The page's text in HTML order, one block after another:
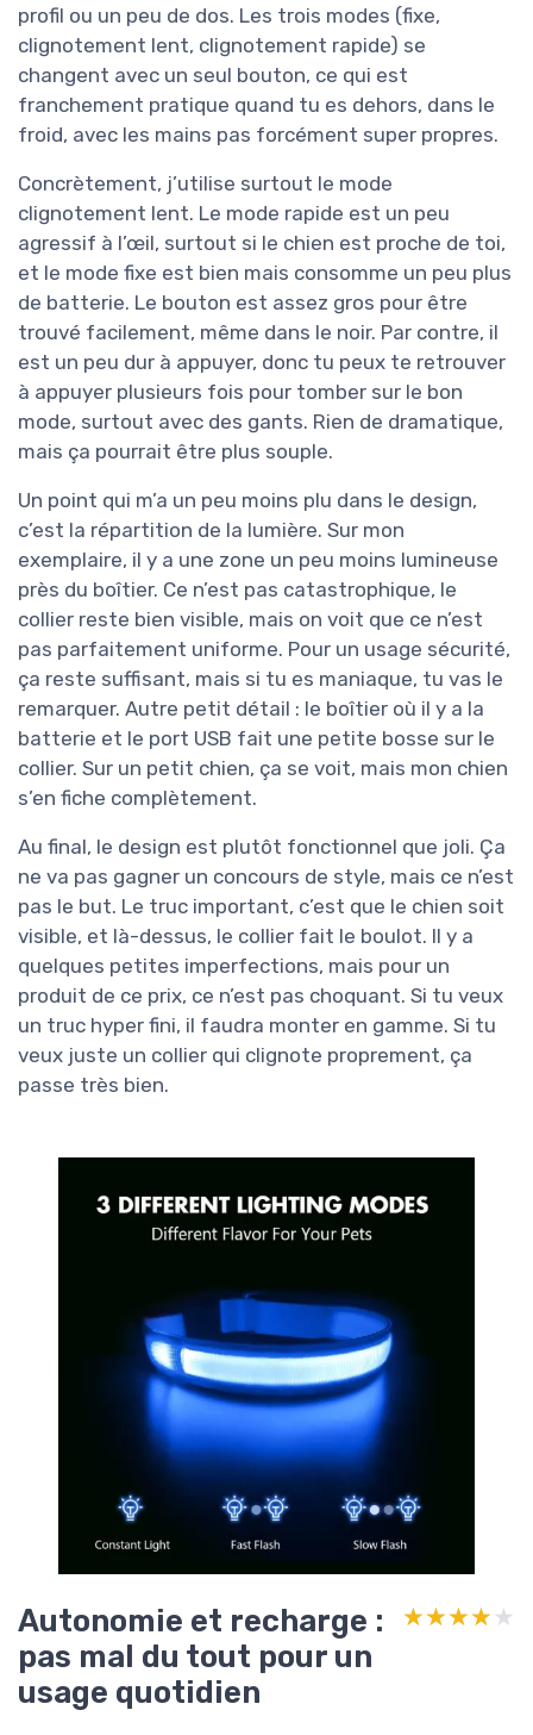
profil ou un peu de dos. Les trois modes (fixe,
clignotement lent, clignotement rapide) se
changent avec un seul bouton, ce qui est
franchement pratique quand tu es dehors, dans le
froid, avec les mains pas forcément super propres.
Concrètement, j’utilise surtout le mode
clignotement lent. Le mode rapide est un peu
agressif à l’œil, surtout si le chien est proche de toi,
et le mode fixe est bien mais consomme un peu plus
de batterie. Le bouton est assez gros pour être
trouvé facilement, même dans le noir. Par contre, il
est un peu dur à appuyer, donc tu peux te retrouver
à appuyer plusieurs fois pour tomber sur le bon
mode, surtout avec des gants. Rien de dramatique,
mais ça pourrait être plus souple.
Un point qui m’a un peu moins plu dans le design,
c’est la répartition de la lumière. Sur mon
exemplaire, il y a une zone un peu moins lumineuse
près du boîtier. Ce n’est pas catastrophique, le
collier reste bien visible, mais on voit que ce n’est
pas parfaitement uniforme. Pour un usage sécurité,
ça reste suffisant, mais si tu es maniaque, tu vas le
remarquer. Autre petit détail : le boîtier où il y a la
batterie et le port USB fait une petite bosse sur le
collier. Sur un petit chien, ça se voit, mais mon chien
s’en fiche complètement.
Au final, le design est plutôt fonctionnel que joli. Ça
ne va pas gagner un concours de style, mais ce n’est
pas le but. Le truc important, c’est que le chien soit
visible, et là-dessus, le collier fait le boulot. Il y a
quelques petites imperfections, mais pour un
produit de ce prix, ce n’est pas choquant. Si tu veux
un truc hyper fini, il faudra monter en gamme. Si tu
veux juste un collier qui clignote proprement, ça
passe très bien.
Autonomie et recharge :
pas mal du tout pour un
usage quotidien
★★★★★
★★★★★